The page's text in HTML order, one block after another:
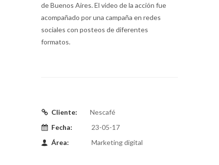
de Buenos Aires. El video de la acción fue
acompañado por una campaña en redes
sociales con posteos de diferentes
formatos.
Cliente:
Nescafé
Fecha:
23-05-17
Área:
Marketing digital